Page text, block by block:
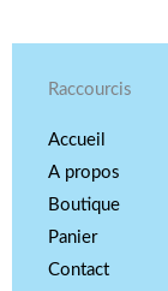
Raccourcis
Accueil
A propos
Boutique
Panier
Contact